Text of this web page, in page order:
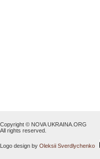
Copyright © NOVA UKRAINA.ORG
All rights reserved.
Logo design by Oleksii Sverdlychenko